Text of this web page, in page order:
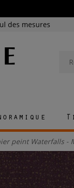
des mesures
peint Waterfalls -